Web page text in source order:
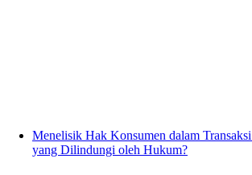
Menelisik Hak Konsumen dalam
yang Dilindungi oleh Hukum?